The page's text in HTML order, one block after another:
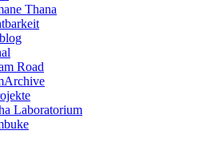
Thana
Road
Laboratorium